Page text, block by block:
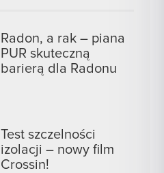
Radon, a rak – piana
PUR skuteczną
barierą dla Radonu
Test szczelności
izolacji – nowy film
Crossin!